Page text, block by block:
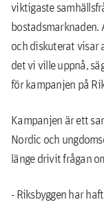
viktigaste
och diskuterat visar
det vi ville uppnå,
för kampanjen på
Kampanjen är ett
Nordic och
länge drivit frågan
- Riksbyggen har